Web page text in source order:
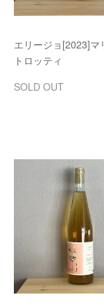
エリージョ[2023]マ
トロッティ
SOLD OUT